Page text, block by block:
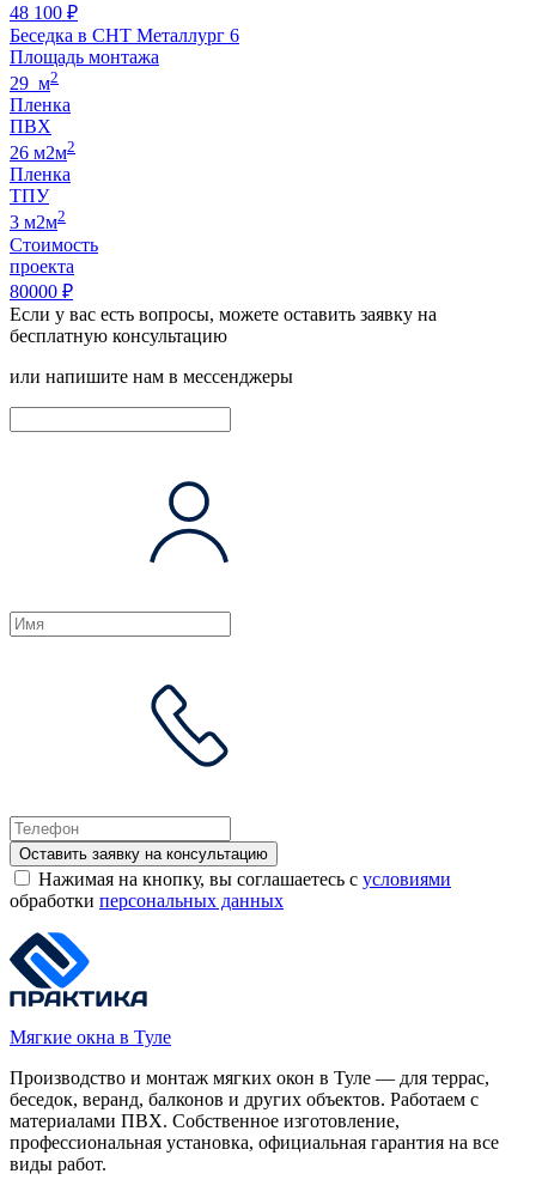
48 100 ₽
Беседка в СНТ Металлург 6
Площадь монтажа
29 м2
Пленка
ПВХ
26 м2м2
Пленка
ТПУ
3 м2м2
Стоимость
проекта
80000 ₽
Если у вас есть вопросы, можете оставить заявку на
бесплатную консультацию
или напишите нам в мессенджеры
Оставить заявку на консультацию
Нажимая на кнопку, вы соглашаетесь с условиями
обработки персональных данных
Мягкие окна в Туле
Производство и монтаж мягких окон в Туле — для террас,
беседок, веранд, балконов и других объектов. Работаем с
материалами ПВХ. Собственное изготовление,
профессиональная установка, официальная гарантия на все
виды работ.